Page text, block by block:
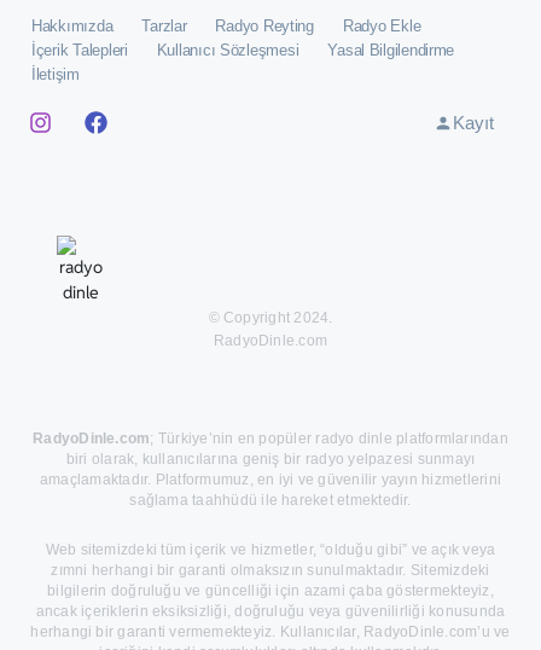
Hakkımızda Tarzlar Radyo Reyting
Radyo Ekle
İçerik Talepleri
Kullanıcı Sözleşmesi
Yasal Bilgilendirme
İletişim
Kayıt
© Copyright 2024.
RadyoDinle.com
RadyoDinle.com; Türkiye’nin en popüler radyo dinle platformlarından
biri olarak, kullanıcılarına geniş bir radyo yelpazesi sunmayı
amaçlamaktadır. Platformumuz, en iyi ve güvenilir yayın hizmetlerini
sağlama taahhüdü ile hareket etmektedir.
Web sitemizdeki tüm içerik ve hizmetler, “olduğu gibi” ve açık veya
zımni herhangi bir garanti olmaksızın sunulmaktadır. Sitemizdeki
bilgilerin doğruluğu ve güncelliği için azami çaba göstermekteyiz,
ancak içeriklerin eksiksizliği, doğruluğu veya güvenilirliği konusunda
herhangi bir garanti vermemekteyiz. Kullanıcılar, RadyoDinle.com’u ve